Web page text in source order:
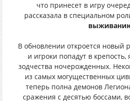
что принесет в игру
рассказала в специальном
В обновлении откроется новый
и игроки попадут в
зодчества ночерожденных.
из самых могущественных
теперь полна демонов
сражения с десятью боссами,